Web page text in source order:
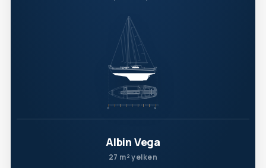
Albin Vega
27 m² yelken